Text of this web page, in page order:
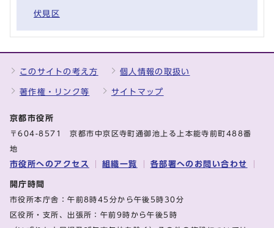
伏見区
このサイトの考え方 個人情報の取扱い
著作権・リンク等 サイトマップ
京都市役所
〒604-8571 京都市中京区寺町通御池上る上本能寺前町488番
地
市役所へのアクセス 組織一覧 各部署へのお問い合わせ
開庁時間
市役所本庁舎：午前8時45分から午後5時30分
区役所・支所、出張所：午前9時から午後5時